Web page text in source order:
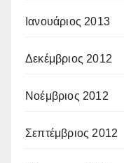
Ιανουάριος 2013
Δεκέμβριος 2012
Νοέμβριος 2012
Σεπτέμβριος 2012